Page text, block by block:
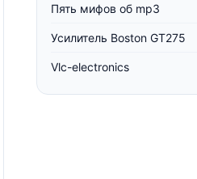
Пять мифов об mp3
Усилитель Boston GT275
Vlc-electronics